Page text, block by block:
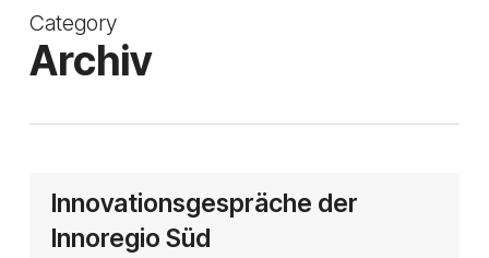
Category
Archiv
der
Innoregio
Innovationsgespräche der
Innoregio Süd